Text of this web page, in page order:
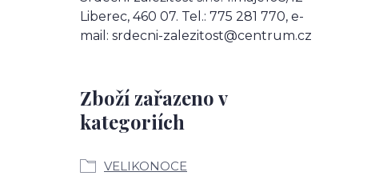
Liberec, 460 07. Tel.: 775 281 770, e-
mail: srdecni-zalezitost@centrum.cz
Zboží zařazeno v
kategoriích
VELIKONOCE